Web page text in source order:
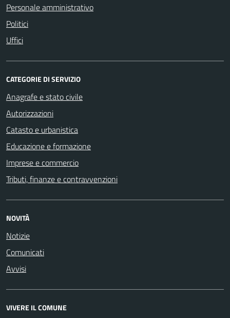
Personale amministrativo
Politici
Uffici
CATEGORIE DI SERVIZIO
Anagrafe e stato civile
Autorizzazioni
Catasto e urbanistica
Educazione e formazione
Imprese e commercio
Tributi, finanze e contravvenzioni
NOVITÀ
Notizie
Comunicati
Avvisi
VIVERE IL COMUNE